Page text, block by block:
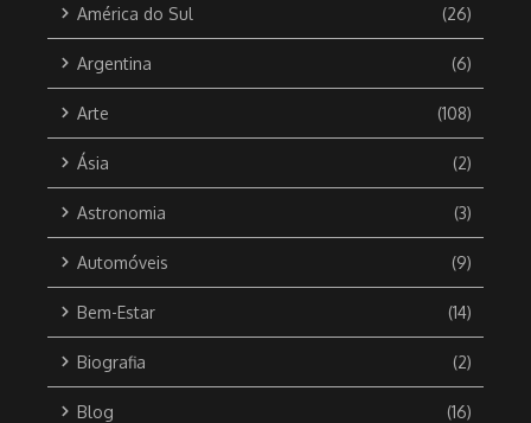
América do Sul (26)
Argentina (6)
Arte (108)
Ásia (2)
Astronomia (3)
Automóveis (9)
Bem-Estar (14)
Biografia (2)
Blog (16)